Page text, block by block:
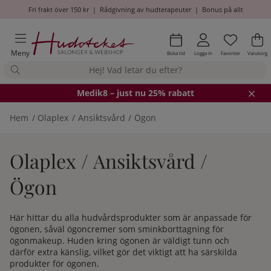
Fri frakt över 150 kr| Rådgivning av hudterapeuter| Bonus på allt
Meny Boka tid Logga in Antal i
.
Favoriter .
Varukorg
Medik8 – just nu 25% rabatt
Hem Olaplex Ansiktsvård Ögon
Olaplex / Ansiktsvård /
Ögon
Här hittar du alla hudvårdsprodukter som är anpassade för
ögonen, såväl ögoncremer som sminkborttagning för
ögonmakeup. Huden kring ögonen är väldigt tunn och
därför extra känslig, vilket gör det viktigt att ha särskilda
produkter för ögonen.